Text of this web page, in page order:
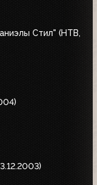
Стил" (НТВ,